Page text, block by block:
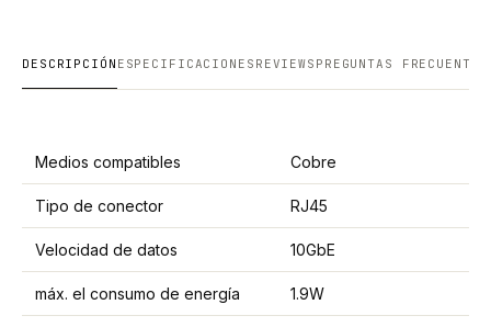
DESCRIPCIÓN ESPECIFICACIONES REVIEWS PREGUNTAS FRECUENTES
Medios compatibles Cobre
Tipo de conector RJ45
Velocidad de datos 10GbE
máx. el consumo de energía 1.9W